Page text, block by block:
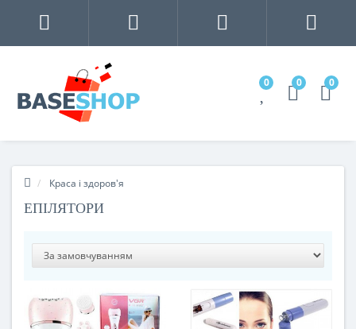
0 0 0
Краса і здоров'я
ЕПІЛЯТОРИ